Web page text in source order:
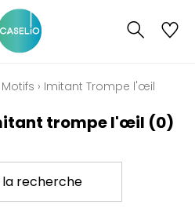
Motifs › Imitant Trompe l'œil
trompe l'œil (0)
recherche